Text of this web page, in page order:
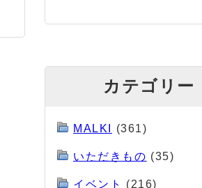
カテゴリー
MALKI (361)
いただきもの (35)
イベント (216)